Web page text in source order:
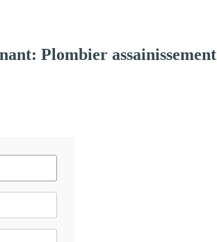
Plombier assainissement